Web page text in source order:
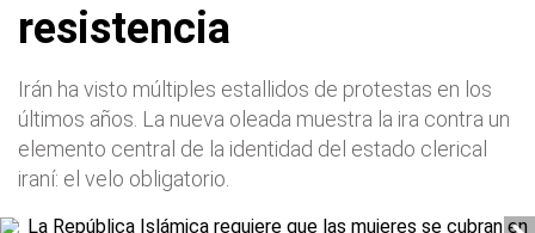
resistencia
Irán ha visto múltiples estallidos de protestas en los
últimos años. La nueva oleada muestra la ira contra un
elemento central de la identidad del estado clerical
iraní: el velo obligatorio.